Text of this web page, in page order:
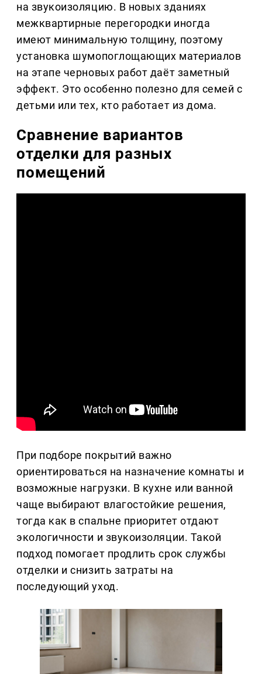
на звукоизоляцию. В новых зданиях
межквартирные перегородки иногда
имеют минимальную толщину, поэтому
установка шумопоглощающих материалов
на этапе черновых работ даёт заметный
эффект. Это особенно полезно для семей с
детьми или тех, кто работает из дома.
Сравнение вариантов
отделки для разных
помещений
При подборе покрытий важно
ориентироваться на назначение комнаты и
возможные нагрузки. В кухне или ванной
чаще выбирают влагостойкие решения,
тогда как в спальне приоритет отдают
экологичности и звукоизоляции. Такой
подход помогает продлить срок службы
отделки и снизить затраты на
последующий уход.